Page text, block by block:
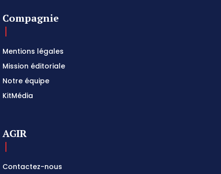
Compagnie
Mentions légales
Mission éditoriale
Notre équipe
KitMédia
AGIR
Contactez-nous